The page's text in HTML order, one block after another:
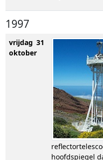
1997
vrijdag 31
oktober
hoofdspiegel